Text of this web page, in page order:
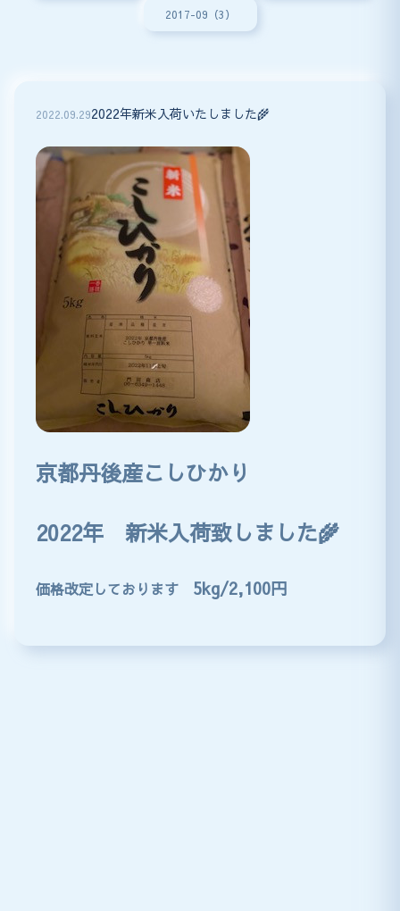
2017-09（3）
2022.09.292022年新米入荷いたしました🌾
京都丹後産こしひかり
2022年 新米入荷致しました🌾
価格改定しております 5kg/2,100円